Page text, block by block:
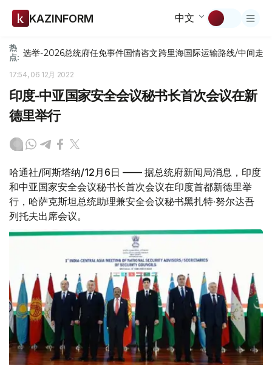
KAZINFORM 中文
热
点: 选举-2026总统府任免事件国情咨文跨里海国际运输路线/中间走廊
17:54, 06 12月 2022
印度-中亚国家安全会议秘书长首次会议在新
德里举行
哈通社/阿斯塔纳/12月6日 —— 据总统府新闻局消息，印度
和中亚国家安全会议秘书长首次会议在印度首都新德里举
行，哈萨克斯坦总统助理兼安全会议秘书黑扎特·努尔达吾
列托夫出席会议。